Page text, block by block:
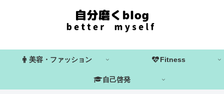
美容・ファッション Fitness
自己啓発